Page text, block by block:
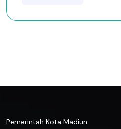
Pemerintah Kota Madiun